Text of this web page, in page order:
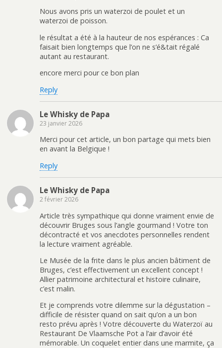
Nous avons pris un waterzoi de poulet et un
waterzoi de poisson.
le résultat a été à la hauteur de nos espérances : Ca
faisait bien longtemps que l’on ne s’é&tait régalé
autant au restaurant.
encore merci pour ce bon plan
Reply
Le Whisky de Papa
23 janvier 2026
Merci pour cet article, un bon partage qui mets bien
en avant la Belgique !
Reply
Le Whisky de Papa
2 février 2026
Article très sympathique qui donne vraiment envie de
découvrir Bruges sous l’angle gourmand ! Votre ton
décontracté et vos anecdotes personnelles rendent
la lecture vraiment agréable.
Le Musée de la frite dans le plus ancien bâtiment de
Bruges, c’est effectivement un excellent concept !
Allier patrimoine architectural et histoire culinaire,
c’est malin.
Et je comprends votre dilemme sur la dégustation –
difficile de résister quand on sait qu’on a un bon
resto prévu après ! Votre découverte du Waterzoï au
Restaurant De Vlaamsche Pot a l’air d’avoir été
mémorable. Un coquelet entier dans une marmite, ça